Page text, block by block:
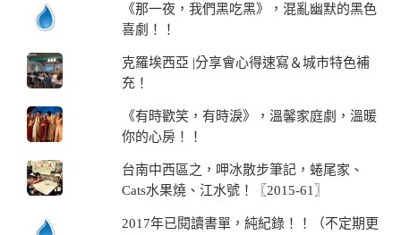
《那一夜，我們黑吃黑》，混亂幽默的黑色
喜劇！！
克羅埃西亞 |分享會心得速寫＆城市特色補
充！
《有時歡笑，有時淚》，溫馨家庭劇，溫暖
你的心房！！
台南中西區之，呷冰散步筆記，蜷尾家、
Cats水果燒、江水號！〖2015-61〗
2017年已閱讀書單，純紀錄！！（不定期更